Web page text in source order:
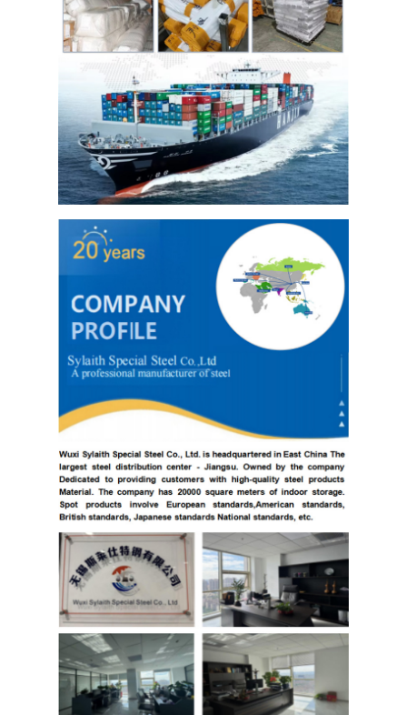
حولنا
جولة في المصنع
مراقبة الجودة
اتصل بنا
أخبار
صفائح الفولاذ المقاوم للصدأ المدرفلة على البارد
لفائف الفولاذ المقاوم للصدأ المدرفلة على البارد
ورقة الفولاذ المقاوم للصدأ المدرفلة على الساخن
لفائف الفولاذ المقاوم للصدأ المدرفلة على الساخن
304 ورقة الفولاذ المقاوم للصدأ
304 أنبوب من الفولاذ المقاوم للصدأ
316L ورق الفولاذ المقاوم للصدأ
316L الفولاذ المقاوم للصدأ الأنابيب
2205 لوحة من الفولاذ المقاوم للصدأ
صفيحة الفولاذ المقاوم للصدأ الملمع
أنبوب الفولاذ المقاوم للصدأ الزخرفية
شريط الفولاذ المقاوم للصدأ